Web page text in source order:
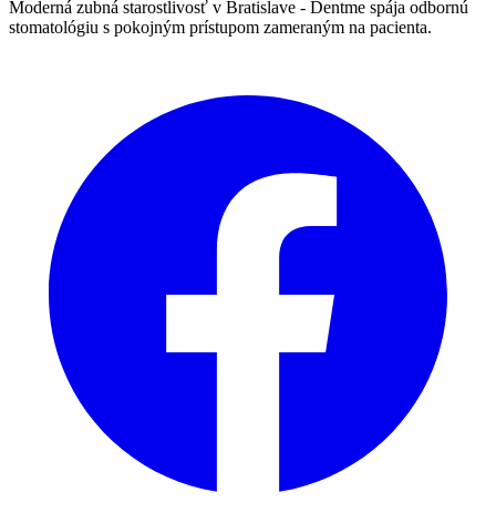
Moderná zubná starostlivosť v Bratislave - Dentme spája odbornú
stomatológiu s pokojným prístupom zameraným na pacienta.